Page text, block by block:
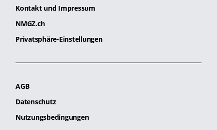
Kontakt und Impressum
NMGZ.ch
Privatsphäre-Einstellungen
AGB
Datenschutz
Nutzungsbedingungen